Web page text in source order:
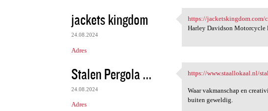
jackets kingdom
24.08.2024
Adres
https://
https://jacketskingdom.com/
Harley Davidson Motorcycle
Stalen Pergola ...
24.08.2024
Adres
https://
https://www.staallokaal.nl/
Waar vakmanschap en
buiten geweldig.